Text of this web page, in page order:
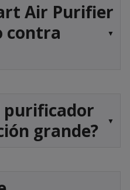
Air Purifier
contra
purificador
grande?